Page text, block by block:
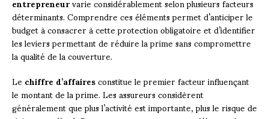
déterminants. Comprendre ces éléments permet d’anticiper le
budget à consacrer à cette protection obligatoire et d’identifier
les leviers permettant de réduire la prime sans compromettre
la qualité de la couverture.
Lechiffre d’affairesconstitue le premier facteur influençant
le montant de la prime. Les assureurs considèrent
généralement que plus l’activité est importante, plus le risque de